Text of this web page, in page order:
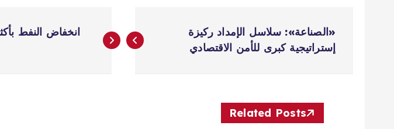
ص
«الصناعة»: سلاسل الإمداد ركيزة
إستراتيجية كبرى للأمن الاقتصادي
Related Posts